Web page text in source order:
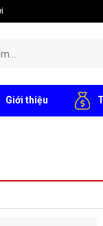
Giới thiệu